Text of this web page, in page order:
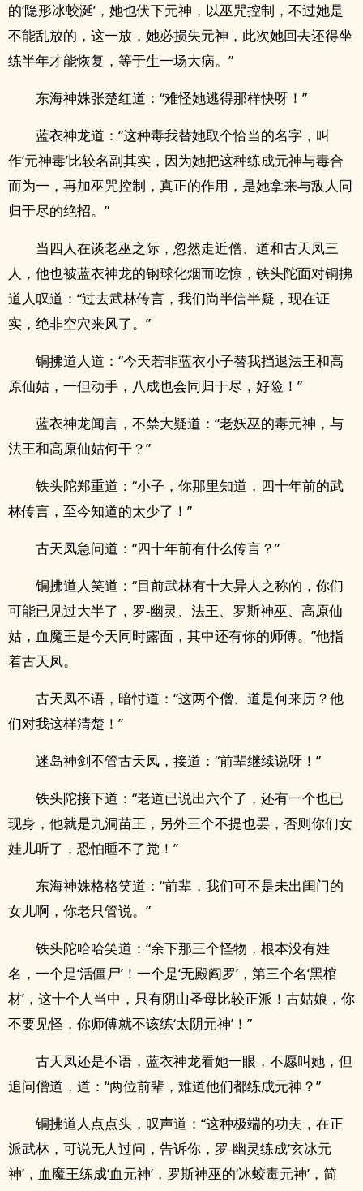
的‘隐形冰蛟涎’，她也伏下元神，以巫咒控制，不过她是
不能乱放的，这一放，她必损失元神，此次她回去还得坐
练半年才能恢复，等于生一场大病。”
东海神姝张楚红道：“难怪她逃得那样快呀！”
蓝衣神龙道：“这种毒我替她取个恰当的名字，叫
作‘元神毒’比较名副其实，因为她把这种练成元神与毒合
而为一，再加巫咒控制，真正的作用，是她拿来与敌人同
归于尽的绝招。”
当四人在谈老巫之际，忽然走近僧、道和古天凤三
人，他也被蓝衣神龙的钢球化烟而吃惊，铁头陀面对铜拂
道人叹道：“过去武林传言，我们尚半信半疑，现在证
实，绝非空穴来风了。”
铜拂道人道：“今天若非蓝衣小子替我挡退法王和高
原仙姑，一但动手，八成也会同归于尽，好险！”
蓝衣神龙闻言，不禁大疑道：“老妖巫的毒元神，与
法王和高原仙姑何干？”
铁头陀郑重道：“小子，你那里知道，四十年前的武
林传言，至今知道的太少了！”
古天凤急问道：“四十年前有什么传言？”
铜拂道人笑道：“目前武林有十大异人之称的，你们
可能已见过大半了，罗-幽灵、法王、罗斯神巫、高原仙
姑，血魔王是今天同时露面，其中还有你的师傅。”他指
着古天凤。
古天凤不语，暗忖道：“这两个僧、道是何来历？他
们对我这样清楚！”
迷岛神剑不管古天凤，接道：“前辈继续说呀！”
铁头陀接下道：“老道已说出六个了，还有一个也已
现身，他就是九洞苗王，另外三个不提也罢，否则你们女
娃儿听了，恐怕睡不了觉！”
东海神姝格格笑道：“前辈，我们可不是未出闺门的
女儿啊，你老只管说。”
铁头陀哈哈笑道：“余下那三个怪物，根本没有姓
名，一个是‘活僵尸’！一个是‘无殿阎罗’，第三个名‘黑棺
材’，这十个人当中，只有阴山圣母比较正派！古姑娘，你
不要见怪，你师傅就不该练‘太阴元神’！”
古天凤还是不语，蓝衣神龙看她一眼，不愿叫她，但
追问僧道，道：“两位前辈，难道他们都练成元神？”
铜拂道人点点头，叹声道：“这种极端的功夫，在正
派武林，可说无人过问，告诉你，罗-幽灵练成‘玄冰元
神’，血魔王练成‘血元神’，罗斯神巫的‘冰蛟毒元神’，简